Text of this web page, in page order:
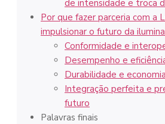
de intensidade e troca
Por que fazer parceria com a
impulsionar o futuro da
Conformidade e
Desempenho e
Durabilidade e
Integração perfeita e
futuro
Palavras finais